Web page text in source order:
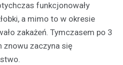
funkcjonowały
a mimo to w okresie
zakażeń. Tymczasem po 3
znowu zaczyna się